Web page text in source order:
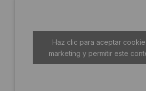
Haz clic para aceptar
marketing y permitir este